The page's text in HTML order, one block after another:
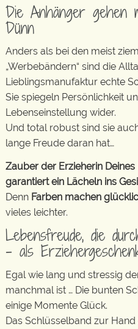
Die Anhänger gehen
Dünn
Anders als bei den meist
„Werbebändern“ sind die
Lieblingsmanufaktur echte
Sie spiegeln Persönlichkeit
Lebenseinstellung wider.
Und total robust sind sie
lange Freude daran hat…
Zauber der Erzieherin
garantiert ein Lächeln ins
Denn Farben machen
vieles leichter.
Lebensfreude, die
– als
Egal wie lang und stressig
manchmal ist … Die bunten
einige Momente Glück.
Das Schlüsselband zur